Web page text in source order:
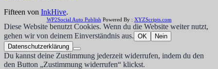
Fifteen von InkHive.
WP2Social Auto Publish Powered By : XYZScripts.com
Diese Website benutzt Cookies. Wenn du die Website weiter nutzt,
gehen wir von deinem Einverständnis aus. OK
Nein
Datenschutzerklärung
Du kannst deine Zustimmung jederzeit widerrufen, indem du den
den Button „Zustimmung widerrufen“ klickst.